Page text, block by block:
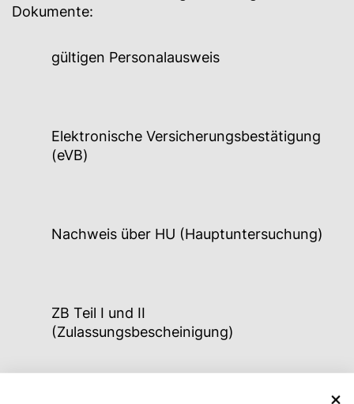
Dokumente:
gültigen Personalausweis
Elektronische Versicherungsbestätigung
(eVB)
Nachweis über HU (Hauptuntersuchung)
ZB Teil I und II
(Zulassungsbescheinigung)